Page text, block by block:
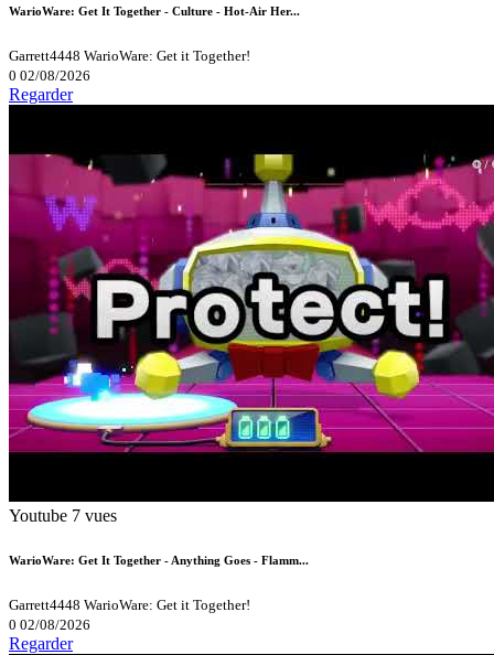
WarioWare: Get It Together - Culture - Hot-Air Her...
Garrett4448 WarioWare: Get it Together!
0 02/08/2026
Regarder
Youtube 7 vues
WarioWare: Get It Together - Anything Goes - Flamm...
Garrett4448 WarioWare: Get it Together!
0 02/08/2026
Regarder